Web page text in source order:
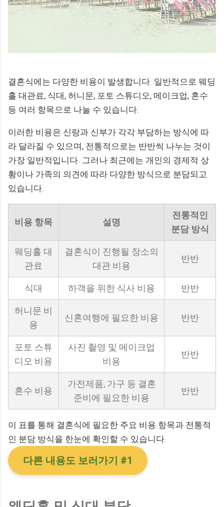
결혼식에는 다양한 비용이 발생합니다. 일반적으로 웨딩
홀 대관료, 식대, 허니문, 포토 스튜디오, 메이크업, 혼수
등 여러 항목으로 나눌 수 있습니다.
이러한 비용은 신랑과 신부가 각각 부담하는 방식에 따
라 달라질 수 있으며, 전통적으로는 반반씩 나누는 것이
가장 일반적입니다. 그러나 최근에는 개인의 경제적 상
황이나 가족의 의견에 따라 다양한 방식으로 분담되고
있습니다.
비용 항목 설명
전통적인
분담 방식
웨딩홀 대
관료
결혼식이 진행될 장소의
대관 비용
반반
식대 하객을 위한 식사 비용 반반
허니문 비
용
신혼여행에 필요한 비용 반반
포토 스튜
디오 비용
사진 촬영 및 메이크업
비용
반반
혼수 비용
가전제품, 가구 등 결혼
준비에 필요한 비용
반반
이 표를 통해 결혼식에 필요한 주요 비용 항목과 전통적
인 분담 방식을 한눈에 확인할 수 있습니다.
다른 내용도 보러가기 #1